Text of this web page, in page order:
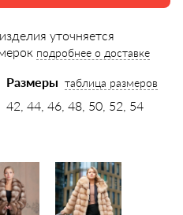
уточняется
подробнее о доставке
Размеры таблица размеров
42, 44, 46, 48, 50, 52, 54